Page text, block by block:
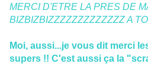
MERCI D'ETRE LA PRES DE
BIZBIZBIZZZZZZZZZZZZZ A
Moi, aussi...je vous dit merci
supers !! C'est aussi ça la